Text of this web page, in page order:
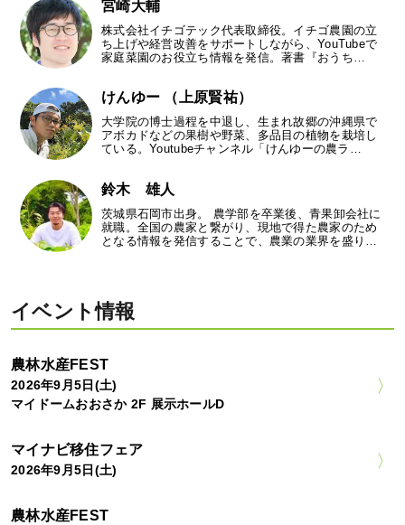
宮崎大輔
株式会社イチゴテック代表取締役。イチゴ農園の立
ち上げや経営改善をサポートしながら、YouTubeで
家庭菜園のお役立ち情報を発信。著書『おうち…
けんゆー （上原賢祐）
大学院の博士過程を中退し、生まれ故郷の沖縄県で
アボカドなどの果樹や野菜、多品目の植物を栽培し
ている。Youtubeチャンネル「けんゆーの農ラ…
鈴木 雄人
茨城県石岡市出身。 農学部を卒業後、青果卸会社に
就職。全国の農家と繋がり、現地で得た農家のため
となる情報を発信することで、農業の業界を盛り…
イベント情報
農林水産FEST
2026年9月5日(土)
マイドームおおさか 2F 展示ホールD
マイナビ移住フェア
2026年9月5日(土)
農林水産FEST